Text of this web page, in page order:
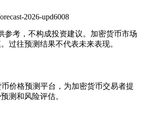
2026-upd6008
参考，不构成投资建议。加密货币市场
过往预测结果不代表未来表现。
价格预测平台，为加密货币交易者提
测和风险评估。